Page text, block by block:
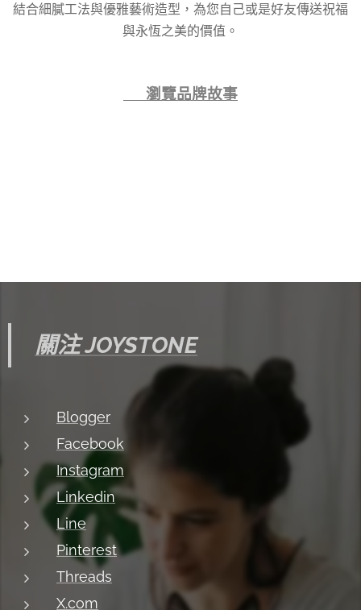
結合細膩工法與優雅藝術造型，為您自己或是好友傳送祝福
與永恆之美的價值。
👉 瀏覽品牌故事
關注 JOYSTONE
Blogger
Facebook
Instagram
Linkedin
Line
Pinterest
Threads
X.com